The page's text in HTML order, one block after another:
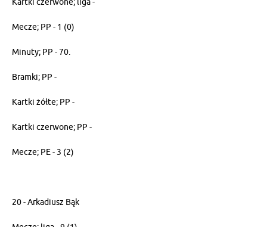
Kartki czerwone; liga -
Mecze; PP - 1 (0)
Minuty; PP - 70.
Bramki; PP -
Kartki żółte; PP -
Kartki czerwone; PP -
Mecze; PE - 3 (2)
20 - Arkadiusz Bąk